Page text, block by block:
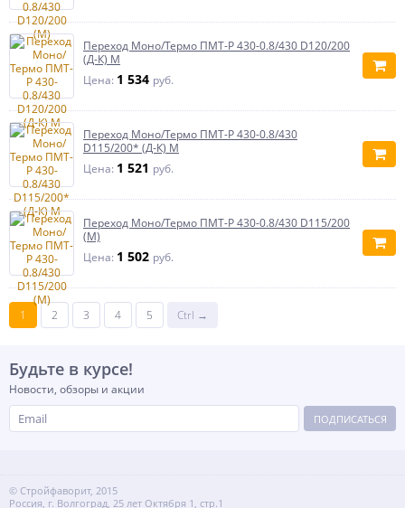
Переход Моно/Термо ПМТ-Р 430-0.8/430 D120/200
(Д-К) М
Цена: 1 534 руб.
Переход Моно/Термо ПМТ-Р 430-0.8/430
D115/200* (Д-К) М
Цена: 1 521 руб.
Переход Моно/Термо ПМТ-Р 430-0.8/430 D115/200
(М)
Цена: 1 502 руб.
1 2 3 4 5 Ctrl →
Будьте в курсе!
Новости, обзоры и акции
ПОДПИСАТЬСЯ
© Стройфаворит, 2015
Россия, г. Волгоград, 25 лет Октября 1, стр.1